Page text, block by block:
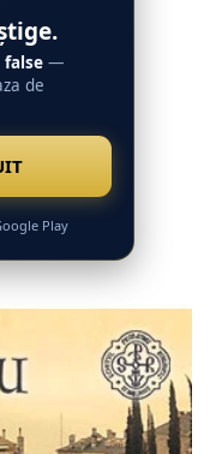
false —
de
Play